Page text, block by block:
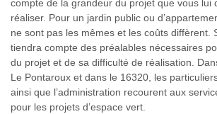
compte de la grandeur du projet que vous lui
réaliser. Pour un jardin public ou
ne sont pas les mêmes et les coûts diffèrent.
tiendra compte des préalables nécessaires
du projet et de sa difficulté de réalisation.
Le Pontaroux et dans le 16320, les
ainsi que l’administration recourent aux
pour les projets d’espace vert.